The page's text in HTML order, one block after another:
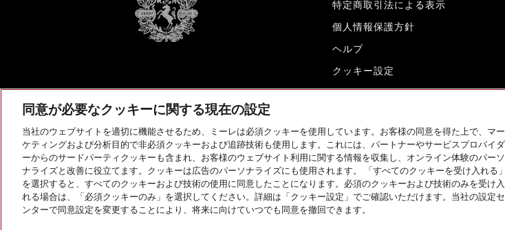
特定商取引法による表示
個人情報保護方針
ヘルプ
クッキー設定
© Miele Japan Corp. All rights reserved.
同意が必要なクッキーに関する現在の設定
当社のウェブサイトを適切に機能させるため、ミーレは必須クッキーを使用しています。お客様の同意を得た上で、マー
ケティングおよび分析目的で非必須クッキーおよび追跡技術も使用します。これには、パートナーやサービスプロバイダ
ーからのサードパーティクッキーも含まれ、お客様のウェブサイト利用に関する情報を収集し、オンライン体験のパーソ
ナライズと改善に役立てます。クッキーは広告のパーソナライズにも使用されます。 「すべてのクッキーを受け入れる」
を選択すると、すべてのクッキーおよび技術の使用に同意したことになります。必須のクッキーおよび技術のみを受け入
れる場合は、「必須クッキーのみ」を選択してください。詳細は「クッキー設定」でご確認いただけます。当社の設定セ
ンターで同意設定を変更することにより、将来に向けていつでも同意を撤回できます。